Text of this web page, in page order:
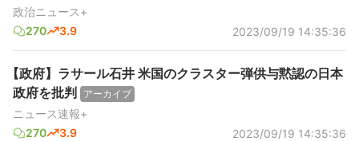
政治ニュース+
270
3.9 2023/09/19 14:35:36
【政府】ラサール石井 米国のクラスター弾供与黙認の日本
政府を批判
アーカイブ
ニュース速報+
270
3.9 2023/09/19 14:35:36